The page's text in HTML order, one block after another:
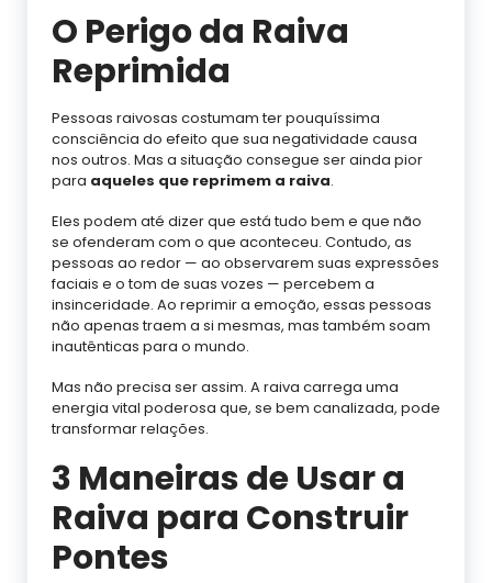
O Perigo da Raiva
Reprimida
Pessoas raivosas costumam ter pouquíssima
consciência do efeito que sua negatividade causa
nos outros. Mas a situação consegue ser ainda pior
para aqueles que reprimem a raiva.
Eles podem até dizer que está tudo bem e que não
se ofenderam com o que aconteceu. Contudo, as
pessoas ao redor — ao observarem suas expressões
faciais e o tom de suas vozes — percebem a
insinceridade. Ao reprimir a emoção, essas pessoas
não apenas traem a si mesmas, mas também soam
inautênticas para o mundo.
Mas não precisa ser assim. A raiva carrega uma
energia vital poderosa que, se bem canalizada, pode
transformar relações.
3 Maneiras de Usar a
Raiva para Construir
Pontes